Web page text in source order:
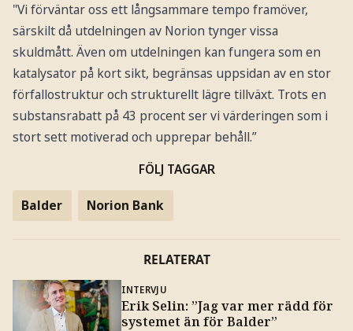
"Vi förväntar oss ett långsammare tempo framöver,
särskilt då utdelningen av Norion tynger vissa
skuldmått. Även om utdelningen kan fungera som en
katalysator på kort sikt, begränsas uppsidan av en stor
förfallostruktur och strukturellt lägre tillväxt. Trots en
substansrabatt på 43 procent ser vi värderingen som i
stort sett motiverad och upprepar behåll.”
FÖLJ TAGGAR
Balder Norion Bank
RELATERAT
INTERVJU
Erik Selin: ”Jag var mer rädd för
systemet än för Balder”